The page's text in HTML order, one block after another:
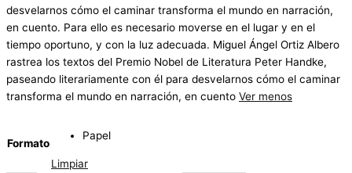
desvelarnos cómo el caminar transforma el mundo en narración,
en cuento. Para ello es necesario moverse en el lugar y en el
tiempo oportuno, y con la luz adecuada. Miguel Ángel Ortiz Albero
rastrea los textos del Premio Nobel de Literatura Peter Handke,
paseando literariamente con él para desvelarnos cómo el caminar
transforma el mundo en narración, en cuento Ver menos
Formato
Papel
Limpiar